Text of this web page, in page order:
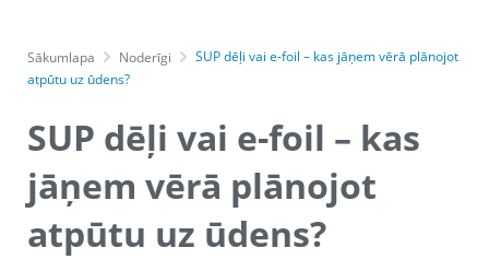
Sākumlapa Noderīgi
SUP dēļi vai e-foil – kas jāņem vērā plānojot
atpūtu uz ūdens?
SUP dēļi vai e-foil – kas
jāņem vērā plānojot
atpūtu uz ūdens?